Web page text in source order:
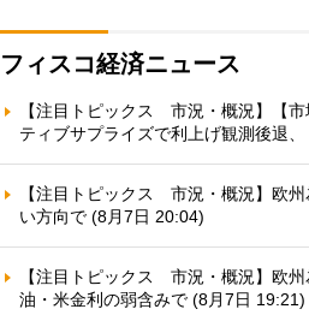
フィスコ経済ニュース
【注目トピックス 市況・概況】【
ティブサプライズで利上げ観測後退
【注目トピックス 市況・概況】欧
い方向で (8月7日 20:04)
【注目トピックス 市況・概況】欧
油・米金利の弱含みで (8月7日 19:21)